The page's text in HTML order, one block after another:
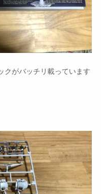
クがバッチリ載っています